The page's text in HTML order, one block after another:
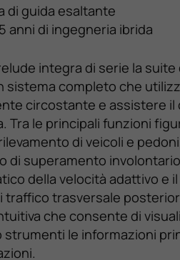
di guida esaltante
anni di ingegneria ibrida
integra di serie la
sistema completo che
circostante e assistere
Tra le principali funzioni
di veicoli e
di superamento
della velocità adattivo e
traffico trasversale
che consente di
strumenti le informazioni